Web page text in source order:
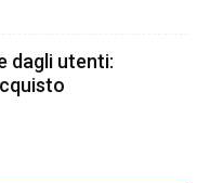
dagli utenti: